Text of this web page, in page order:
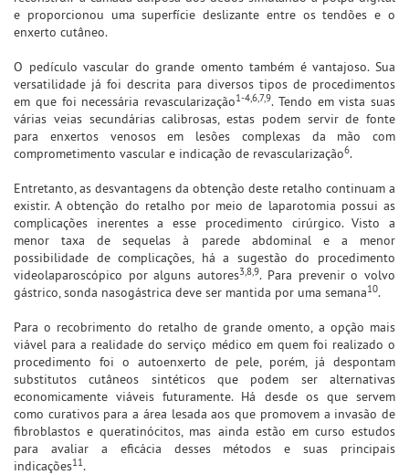
e proporcionou uma superfície deslizante entre os tendões e o
enxerto cutâneo.
O pedículo vascular do grande omento também é vantajoso. Sua
versatilidade já foi descrita para diversos tipos de procedimentos
em que foi necessária revascularização1-4,6,7,9. Tendo em vista suas
várias veias secundárias calibrosas, estas podem servir de fonte
para enxertos venosos em lesões complexas da mão com
comprometimento vascular e indicação de revascularização6.
Entretanto, as desvantagens da obtenção deste retalho continuam a
existir. A obtenção do retalho por meio de laparotomia possui as
complicações inerentes a esse procedimento cirúrgico. Visto a
menor taxa de sequelas à parede abdominal e a menor
possibilidade de complicações, há a sugestão do procedimento
videolaparoscópico por alguns autores3,8,9. Para prevenir o volvo
gástrico, sonda nasogástrica deve ser mantida por uma semana10.
Para o recobrimento do retalho de grande omento, a opção mais
viável para a realidade do serviço médico em quem foi realizado o
procedimento foi o autoenxerto de pele, porém, já despontam
substitutos cutâneos sintéticos que podem ser alternativas
economicamente viáveis futuramente. Há desde os que servem
como curativos para a área lesada aos que promovem a invasão de
fibroblastos e queratinócitos, mas ainda estão em curso estudos
para avaliar a eficácia desses métodos e suas principais
indicações11.